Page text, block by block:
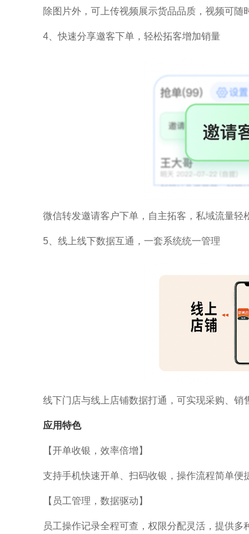
除图片外，可上传视频展示货品品质，视频可随
4、快速分享邀客下单，轻松拓客增加销量
微信转发邀请客户下单，自主拓客，私域流量轻
5、线上线下数据互通，一套系统统一管理
线下门店与线上店铺数据打通，可实现采购、销
应用特色
【开单收银，效率倍增】
支持手机快速开单、扫码收银，操作流程简单便
【员工管理，数据驱动】
员工操作记录全程可查，权限分配灵活，提供